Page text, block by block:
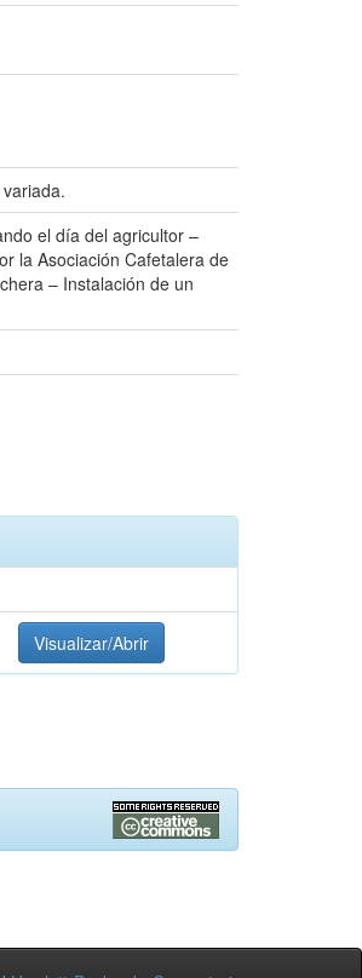
el día del agricultor –
la Asociación Cafetalera de
– Instalación de un
Visualizar/Abrir